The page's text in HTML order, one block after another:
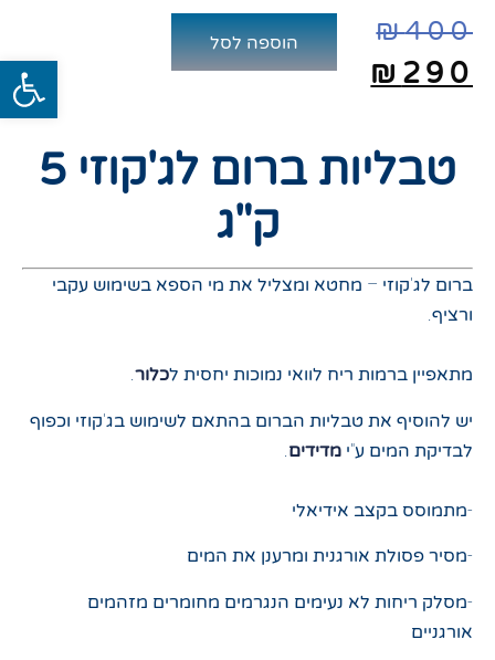
פתח
₪400
₪ 290
הוספה לסל
טבליות ברום לג'קוזי 5
ק"ג
ברום לג'קוזי – מחטא ומצליל את מי הספא בשימוש עקבי
ורציף.
מתאפיין ברמות ריח לוואי נמוכות יחסית לכלור.
יש להוסיף את טבליות הברום בהתאם לשימוש בג'קוזי וכפוף
לבדיקת המים ע"י מדידים.
-מתמוסס בקצב אידיאלי
-מסיר פסולת אורגנית ומרענן את המים
-מסלק ריחות לא נעימים הנגרמים מחומרים מזהמים
אורגניים